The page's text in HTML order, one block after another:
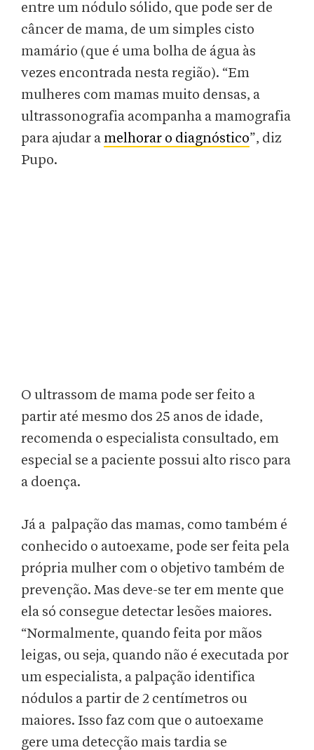
entre um nódulo sólido, que pode ser de
câncer de mama, de um simples cisto
mamário (que é uma bolha de água às
vezes encontrada nesta região). “Em
mulheres com mamas muito densas, a
ultrassonografia acompanha a mamografia
para ajudar a melhorar o diagnóstico”, diz
Pupo.
O ultrassom de mama pode ser feito a
partir até mesmo dos 25 anos de idade,
recomenda o especialista consultado, em
especial se a paciente possui alto risco para
a doença.
Já a palpação das mamas, como também é
conhecido o autoexame, pode ser feita pela
própria mulher com o objetivo também de
prevenção. Mas deve-se ter em mente que
ela só consegue detectar lesões maiores.
“Normalmente, quando feita por mãos
leigas, ou seja, quando não é executada por
um especialista, a palpação identifica
nódulos a partir de 2 centímetros ou
maiores. Isso faz com que o autoexame
gere uma detecção mais tardia se